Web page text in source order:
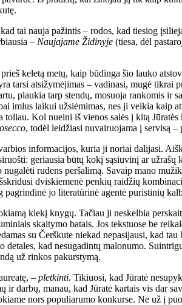
tai nauja pažintis – rodos, kad tiesiog
– Naujajame Židinyje (tiesa, dėl
keletą metų, kaip būdinga šio lauko
tarsi atsižymėjimas – vadinasi, mugė
plaukia tarp stendų, mosuoja rankomis ir
imlus laikui užsiėmimas, nes ji veikia kaip
Kol nueini iš vienos salės į kitą
, todėl leidžiasi nuvairuojama į servisą
informacijos, kuria ji noriai dalijasi.
geriausia būtų kokį sąsiuvinį ar
rudens peršalimą. Savaip mano
dviskiemenė penkių raidžių
jo literatūrinė agentė puristinių
kiekį knygų. Tačiau ji neskelbia
skaitymo batais. Jos tekstuose be
su Čerškute niekad nepasijausi, kad
detales, kad nesugadintų malonumo.
už rinkos pakurstymą.
– pletkinti. Tikiuosi, kad Jūratė
ir darbų, manau, kad Jūratė kartais vis
nors populiarumo konkurse. Ne už į